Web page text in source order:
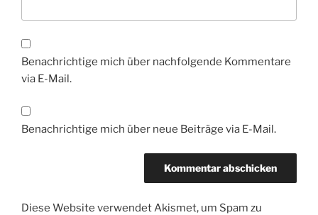
Benachrichtige mich über nachfolgende Kommentare
via E-Mail.
Benachrichtige mich über neue Beiträge via E-Mail.
Diese Website verwendet Akismet, um Spam zu